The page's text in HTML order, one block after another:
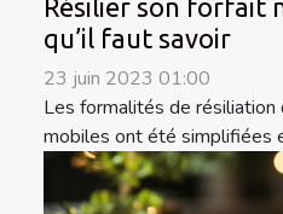
Résilier son forfait
qu’il faut savoir
23 juin 2023 01:00
Les formalités de résiliation
mobiles ont été simplifiées